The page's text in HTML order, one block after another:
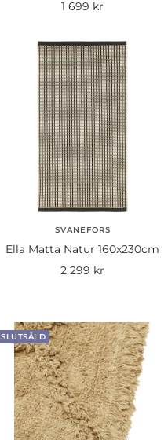
Rea-
1 699 kr
SVANEFORS
Ella Matta Natur 160x230cm
Rea-
2 299 kr
SLUTSÅLD